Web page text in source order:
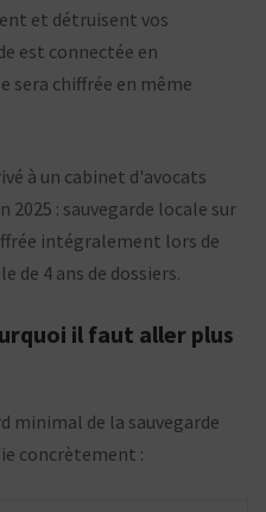
et détruisent vos
est connectée en
sera chiffrée en même
à un cabinet d'avocats
2025 : sauvegarde locale sur
intégralement lors de
de 4 ans de dossiers.
il faut aller plus
minimal de la sauvegarde
concrètement :